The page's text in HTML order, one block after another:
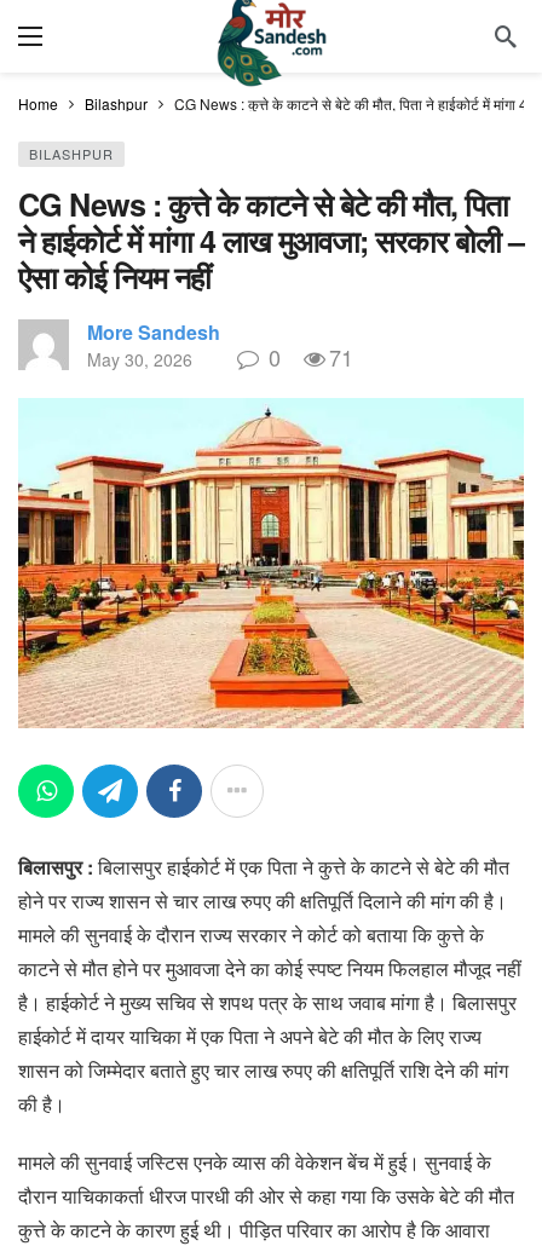
Home Bilashpur CG News : कुत्ते के काटने से बेटे की मौत, पिता ने हाईकोर्ट में मांगा 4
BILASHPUR
CG News : कुत्ते के काटने से बेटे की मौत, पिता
ने हाईकोर्ट में मांगा 4 लाख मुआवजा; सरकार बोली –
ऐसा कोई नियम नहीं
More Sandesh
May 30, 2026 0 71
बिलासपुर :बिलासपुर हाईकोर्ट में एक पिता ने कुत्ते के काटने से बेटे की मौत
होने पर राज्य शासन से चार लाख रुपए की क्षतिपूर्ति दिलाने की मांग की है।
मामले की सुनवाई के दौरान राज्य सरकार ने कोर्ट को बताया कि कुत्ते के
काटने से मौत होने पर मुआवजा देने का कोई स्पष्ट नियम फिलहाल मौजूद नहीं
है। हाईकोर्ट ने मुख्य सचिव से शपथ पत्र के साथ जवाब मांगा है। बिलासपुर
हाईकोर्ट में दायर याचिका में एक पिता ने अपने बेटे की मौत के लिए राज्य
शासन को जिम्मेदार बताते हुए चार लाख रुपए की क्षतिपूर्ति राशि देने की मांग
की है।
मामले की सुनवाई जस्टिस एनके व्यास की वेकेशन बेंच में हुई। सुनवाई के
दौरान याचिकाकर्ता धीरज पारधी की ओर से कहा गया कि उसके बेटे की मौत
कुत्ते के काटने के कारण हुई थी। पीड़ित परिवार का आरोप है कि आवारा